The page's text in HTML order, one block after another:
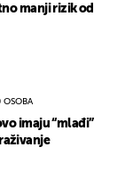
manji rizik od
OSOBA
imaju “mlađi”